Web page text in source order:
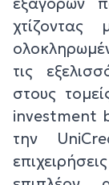
τις
στους
investment
την